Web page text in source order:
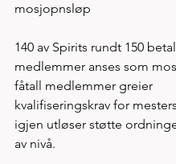
mosjopnsløp
140 av Spirits rundt 150
medlemmer anses som
fåtall medlemmer greier
kvalifiseringskrav for
igjen utløser støtte
av nivå.